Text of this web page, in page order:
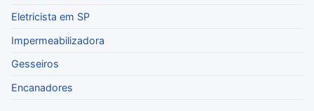
Eletricista em SP
Impermeabilizadora
Gesseiros
Encanadores